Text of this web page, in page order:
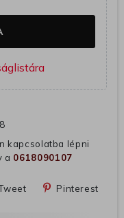
kapcsolatba lépni
a 0618090107
Pinterest